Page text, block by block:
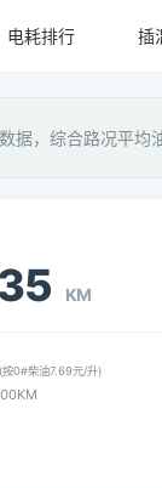
电耗排行 插
据，综合路况平均
KM
(按0#柴油7.69元/升)